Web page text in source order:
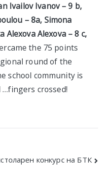
Ivailov Ivanov – 9 b,
– 8а, Simona
Alexova Alexova – 8 c,
the 75 points
round of the
school community is
crossed!
конкурс на БТК